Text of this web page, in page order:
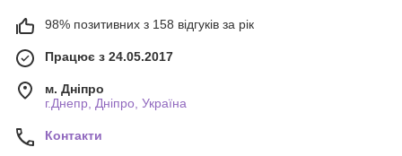
98% позитивних з 158 відгуків за рік
Працює з 24.05.2017
м. Дніпро
г.Днепр, Дніпро, Україна
Контакти